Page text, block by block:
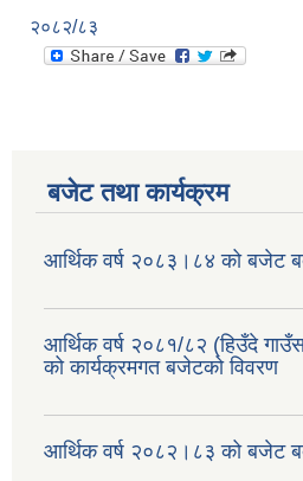
२०८२/८३
बजेट तथा कार्यक्रम
आर्थिक वर्ष २०८३।८४ को बजेट
आर्थिक वर्ष २०८१/८२ (हिउँदे
को कार्यक्रमगत बजेटको विवरण
आर्थिक वर्ष २०८२।८३ को बजेट